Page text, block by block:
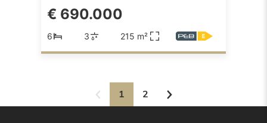
€ 690.000
6 3 215 m²
1 2